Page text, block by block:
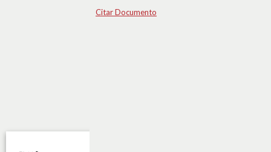
Citar Documento